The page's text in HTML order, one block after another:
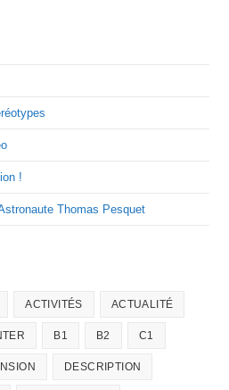
!
Thomas Pesquet
ACTIVITÉS ACTUALITÉ
B1 B2 C1
DESCRIPTION